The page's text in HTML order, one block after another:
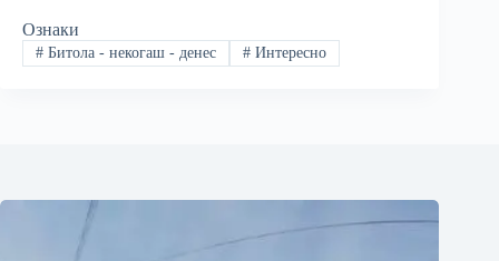
Ознаки
#Битола - некогаш - денес #Интересно